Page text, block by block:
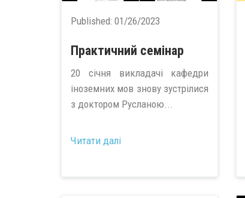
Published: 01/26/2023
Практичний семінар
20 січня викладачі кафедри
іноземних мов знову зустрілися
з доктором Русланою...
Читати далі